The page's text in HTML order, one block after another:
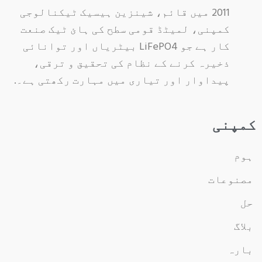
2011 میں قائم، شینزین ہیسیک ٹیکنالوجی
کمپنی، لمیٹڈ قومی سطح کی ہائ ٹیک صنعت
کار ہے جو LiFePO4 بیٹریاں اور توانائی
ذخیرہ کرنے کے نظام کی تحقیق و ترقی،
پیداوار اور تیاری میں مہارت رکھتی ہے۔.
کمپنی
ہوم
مصنوعات
حل
بلاگ
بارہ